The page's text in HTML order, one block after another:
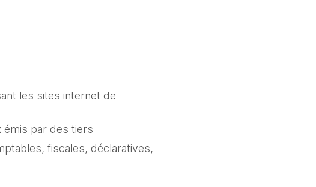
les sites internet de
par des tiers
fiscales, déclaratives,